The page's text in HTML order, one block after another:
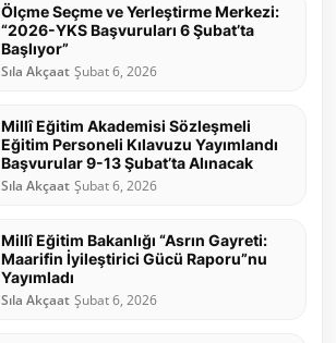
Ölçme Seçme ve Yerleştirme Merkezi:
“2026-YKS Başvuruları 6 Şubat’ta
Başlıyor”
Sıla Akçaat Şubat 6, 2026
Millî Eğitim Akademisi Sözleşmeli
Eğitim Personeli Kılavuzu Yayımlandı
Başvurular 9-13 Şubat’ta Alınacak
Sıla Akçaat Şubat 6, 2026
Millî Eğitim Bakanlığı “Asrın Gayreti:
Maarifin İyileştirici Gücü Raporu”nu
Yayımladı
Sıla Akçaat Şubat 6, 2026